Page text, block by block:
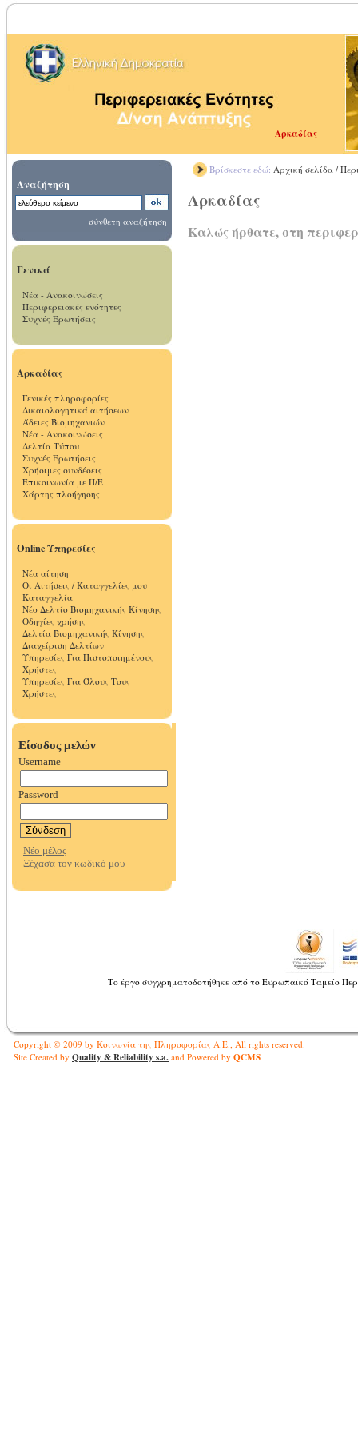
Αρκαδίας
Αναζήτηση
σύνθετη αναζήτηση
Γενικά
Νέα - Ανακοινώσεις
Περιφερειακές ενότητες
Συχνές Ερωτήσεις
Αρκαδίας
Γενικές πληροφορίες
Δικαιολογητικά αιτήσεων
Άδειες Βιομηχανιών
Νέα - Ανακοινώσεις
Δελτία Τύπου
Συχνές Ερωτήσεις
Χρήσιμες συνδέσεις
Επικοινωνία με Π/Ε
Χάρτης πλοήγησης
Online Υπηρεσίες
Νέα αίτηση
Οι Αιτήσεις / Καταγγελίες μου
Καταγγελία
Νέο Δελτίο Βιομηχανικής Κίνησης
Οδηγίες χρήσης
Δελτία Βιομηχανικής Κίνησης
Διαχείριση Δελτίων
Υπηρεσίες Για Πιστοποιημένους
Χρήστες
Υπηρεσίες Για Όλους Τους
Χρήστες
Βρίσκεστε εδώ: Αρχική σελίδα /
Αρκαδίας
Καλώς ήρθατε, στη
Το έργο συγχρηματοδοτήθηκε από το Ευρωπαϊκό Ταμείο
Copyright © 2009 by Κοινωνία της Πληροφορίας Α.Ε., All rights reserved.
Site Created by Quality & Reliability s.a. and Powered by QCMS